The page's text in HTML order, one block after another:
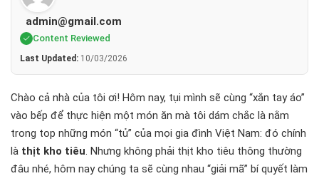
admin@gmail.com
Content Reviewed
Last Updated:10/03/2026
Chào cả nhà của tôi ơi! Hôm nay, tụi mình sẽ cùng “xắn tay áo”
vào bếp để thực hiện một món ăn mà tôi dám chắc là nằm
trong top những món “tủ” của mọi gia đình Việt Nam: đó chính
là thịt kho tiêu. Nhưng không phải thịt kho tiêu thông thường
đâu nhé, hôm nay chúng ta sẽ cùng nhau “giải mã” bí quyết làm